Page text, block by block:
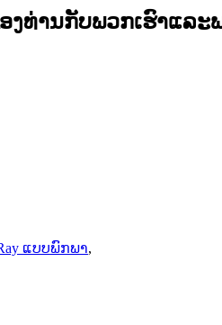
ທ່ານ​ກັບ​ພວກ​ເຮົາ​ແລະ​
ແບບພົກພາ,